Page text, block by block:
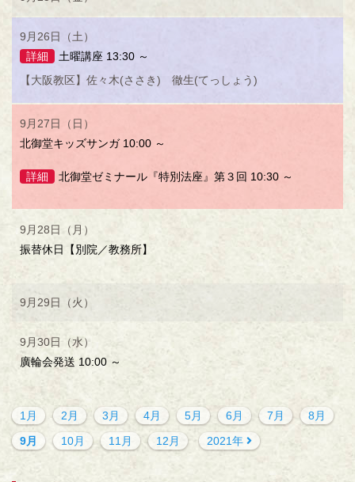
9月26日（土）
詳細
土曜講座 13:30 ～
【大阪教区】佐々木(ささき) 徹生(てっしょう)
9月27日（日）
北御堂キッズサンガ 10:00 ～
詳細 北御堂ゼミナール『特別法座』第３回 10:30 ～
9月28日（月）
振替休日【別院／教務所】
9月29日（火）
9月30日（水）
廣輪会発送 10:00 ～
1月 2月 3月 4月 5月 6月 7月
8月
9月
10月 11月 12月 2021年